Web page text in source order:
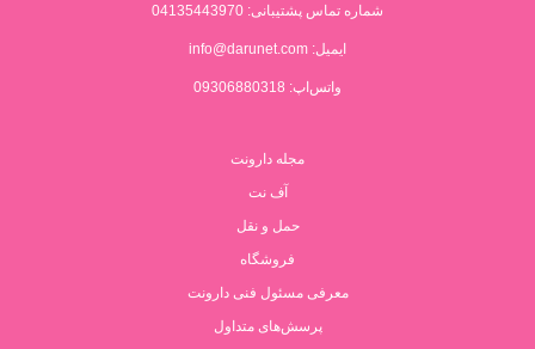
شماره تماس پشتیبانی: 04135443970
ایمیل: info@darunet.com
واتس‌اپ: 09306880318
مجله دارونت
آف نت
حمل و نقل
فروشگاه
معرفی مسئول فنی دارونت
پرسش‌های متداول